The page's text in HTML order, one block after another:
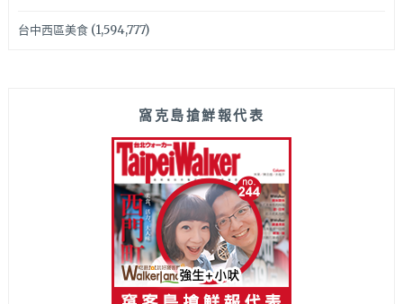
台中西區美食(1,594,777)
窩克島搶鮮報代表